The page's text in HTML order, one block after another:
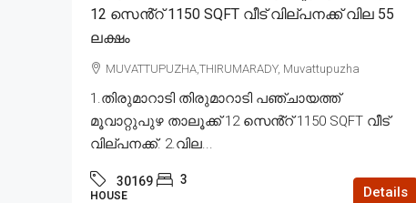
12 സെൻ്റ് 1150 SQFT വീട് വില്പനക്ക് വില 55
ലക്ഷം
MUVATTUPUZHA,THIRUMARADY, Muvattupuzha
1.തിരുമാറാടി തിരുമാറാടി പഞ്ചായത്ത്
മൂവാറ്റുപുഴ താലൂക്ക് 12 സെൻ്റ് 1150 SQFT വീട്
വില്പനക്ക്. 2.വില...
30169 3
HOUSE Details